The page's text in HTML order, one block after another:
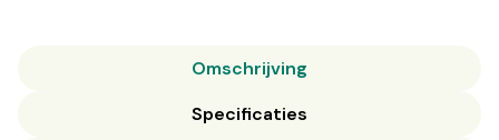
Omschrijving
Specificaties